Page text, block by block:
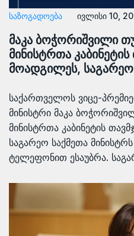
ᲡᲐᲖᲝᲒᲐᲓᲝᲔᲑᲐ ივლისი 10,
მაკა ბოჭორიშვილი
მინისტრთა
მოადგილეს,
საქართველოს ვიცე-
მინისტრი მაკა
მინისტრთა კაბინეტის
საგარეო საქმეთა
ტელეფონით ესაუბრა.